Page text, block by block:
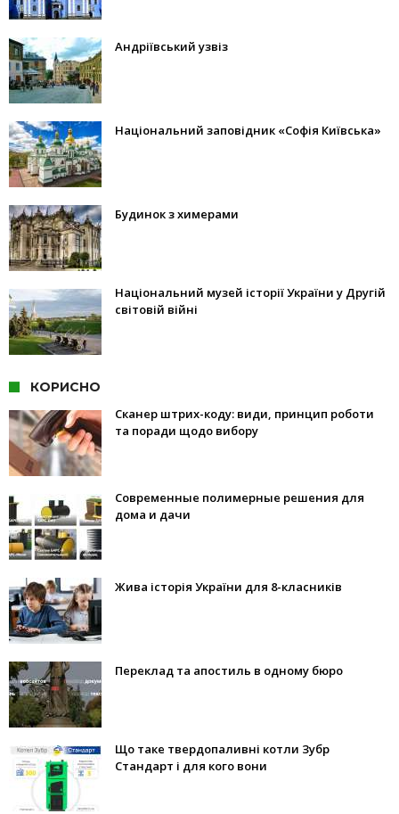
Андріївський узвіз
Національний заповідник «Софія Київська»
Будинок з химерами
Національний музей історії України у Другій
світовій війні
КОРИСНО
Сканер штрих-коду: види, принцип роботи
та поради щодо вибору
Современные полимерные решения для
дома и дачи
Жива історія України для 8-класників
Переклад та апостиль в одному бюро
Що таке твердопаливні котли Зубр
Стандарт і для кого вони